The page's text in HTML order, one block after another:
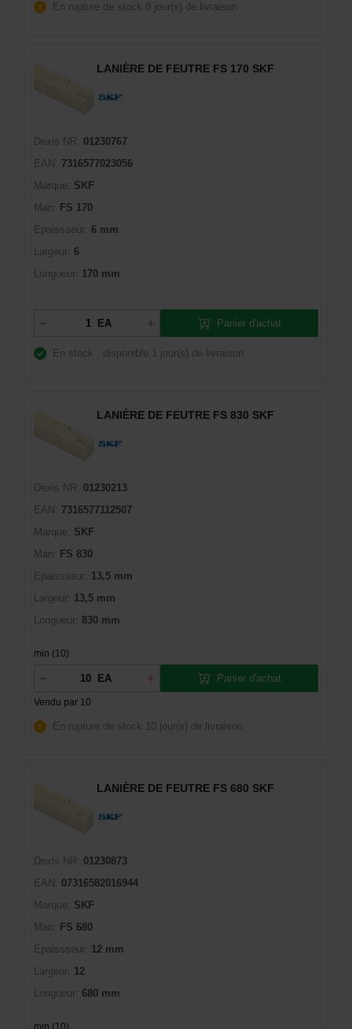
En rupture de stock 8 jour(s) de livraison
LANIÈRE DE FEUTRE FS 170 SKF
Dexis NR:
01230767
EAN:
7316577023056
Marque:
SKF
Man:
FS 170
Epaissseur: 6 mm
Largeur: 6
Longueur: 170 mm
EA Panier d'achat
En stock : disponible 1 jour(s) de livraison
LANIÈRE DE FEUTRE FS 830 SKF
Dexis NR:
01230213
EAN:
7316577112507
Marque:
SKF
Man:
FS 830
Epaissseur: 13,5 mm
Largeur: 13,5 mm
Longueur: 830 mm
min (10)
EA
Vendu par 10
Panier d'achat
En rupture de stock 10 jour(s) de livraison
LANIÈRE DE FEUTRE FS 680 SKF
Dexis NR:
01230873
EAN:
07316582016944
Marque:
SKF
Man:
FS 680
Epaissseur: 12 mm
Largeur: 12
Longueur: 680 mm
min (10)